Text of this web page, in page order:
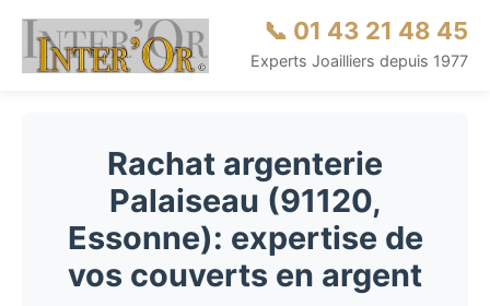
📞 01 43 21 48 45
Experts Joailliers depuis 1977
Rachat argenterie
Palaiseau (91120,
Essonne): expertise de
vos couverts en argent